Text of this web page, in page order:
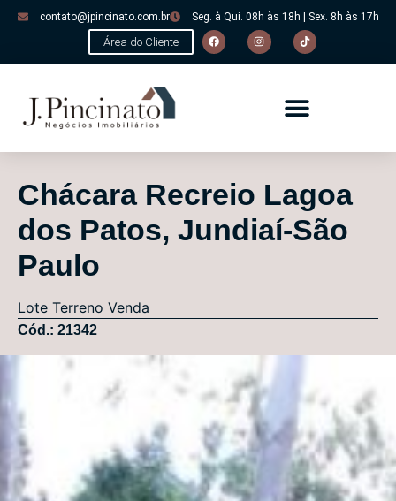
contato@jpincinato.com.br Seg. à Qui. 08h às 18h | Sex. 8h às 17h
Área do Cliente
Chácara Recreio Lagoa
dos Patos, Jundiaí-São
Paulo
Lote Terreno Venda
Cód.: 21342